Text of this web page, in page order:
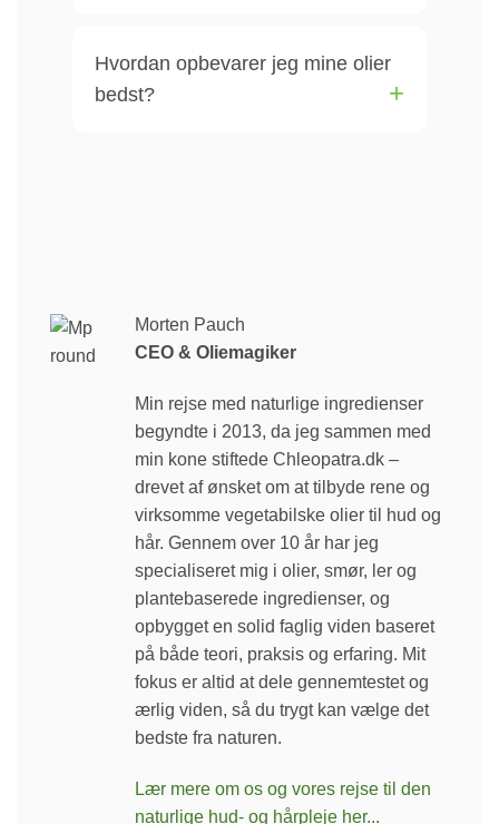
Hvordan opbevarer jeg mine olier
bedst?
Morten Pauch
CEO & Oliemagiker
Min rejse med naturlige ingredienser
begyndte i 2013, da jeg sammen med
min kone stiftede Chleopatra.dk –
drevet af ønsket om at tilbyde rene og
virksomme vegetabilske olier til hud og
hår. Gennem over 10 år har jeg
specialiseret mig i olier, smør, ler og
plantebaserede ingredienser, og
opbygget en solid faglig viden baseret
på både teori, praksis og erfaring. Mit
fokus er altid at dele gennemtestet og
ærlig viden, så du trygt kan vælge det
bedste fra naturen.
Lær mere om os og vores rejse til den
naturlige hud- og hårpleje her...